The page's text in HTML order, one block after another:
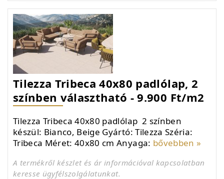
Tilezza Tribeca 40x80 padlólap, 2
színben választható - 9.900 Ft/m2
Tilezza Tribeca 40x80 padlólap 2 színben
készül: Bianco, Beige Gyártó: Tilezza Széria:
Tribeca Méret: 40x80 cm Anyaga: bővebben »
A termékről készlet és ár információval kapcsolatban
keresse ügyfélszolgálatunkat.